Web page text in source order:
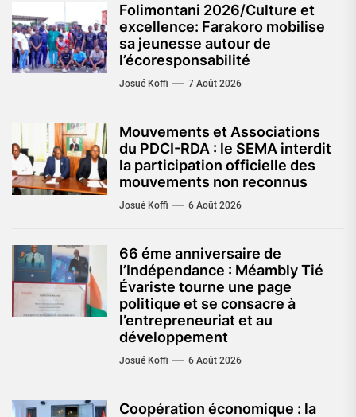
Folimontani 2026/Culture et
excellence: Farakoro mobilise
sa jeunesse autour de
l’écoresponsabilité
Josué Koffi 7 Août 2026
Mouvements et Associations
du PDCI-RDA : le SEMA interdit
la participation officielle des
mouvements non reconnus
Josué Koffi 6 Août 2026
66 éme anniversaire de
l’Indépendance : Méambly Tié
Évariste tourne une page
politique et se consacre à
l’entrepreneuriat et au
développement
Josué Koffi 6 Août 2026
Coopération économique : la